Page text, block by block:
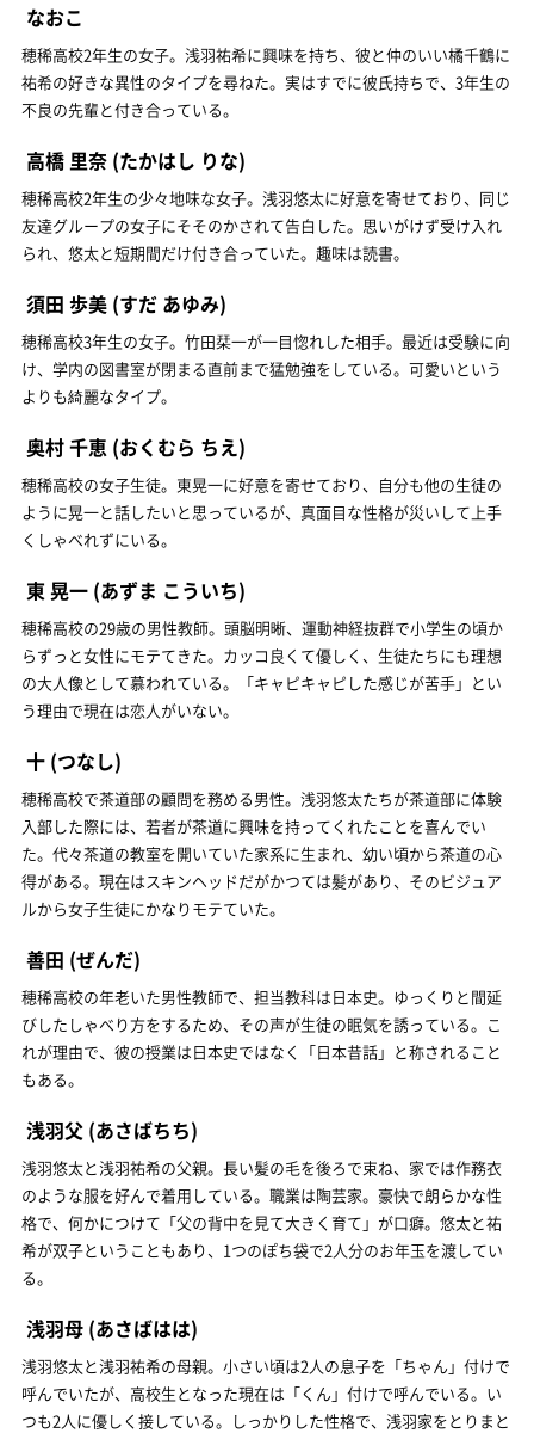
なおこ
穂稀高校2年生の女子。浅羽祐希に興味を持ち、彼と仲のいい橘千鶴に
祐希の好きな異性のタイプを尋ねた。実はすでに彼氏持ちで、3年生の
不良の先輩と付き合っている。
高橋 里奈 (たかはし りな)
穂稀高校2年生の少々地味な女子。浅羽悠太に好意を寄せており、同じ
友達グループの女子にそそのかされて告白した。思いがけず受け入れ
られ、悠太と短期間だけ付き合っていた。趣味は読書。
須田 歩美 (すだ あゆみ)
穂稀高校3年生の女子。竹田栞一が一目惚れした相手。最近は受験に向
け、学内の図書室が閉まる直前まで猛勉強をしている。可愛いという
よりも綺麗なタイプ。
奥村 千恵 (おくむら ちえ)
穂稀高校の女子生徒。東晃一に好意を寄せており、自分も他の生徒の
ように晃一と話したいと思っているが、真面目な性格が災いして上手
くしゃべれずにいる。
東 晃一 (あずま こういち)
穂稀高校の29歳の男性教師。頭脳明晰、運動神経抜群で小学生の頃か
らずっと女性にモテてきた。カッコ良くて優しく、生徒たちにも理想
の大人像として慕われている。「キャピキャピした感じが苦手」とい
う理由で現在は恋人がいない。
十 (つなし)
穂稀高校で茶道部の顧問を務める男性。浅羽悠太たちが茶道部に体験
入部した際には、若者が茶道に興味を持ってくれたことを喜んでい
た。代々茶道の教室を開いていた家系に生まれ、幼い頃から茶道の心
得がある。現在はスキンヘッドだがかつては髪があり、そのビジュア
ルから女子生徒にかなりモテていた。
善田 (ぜんだ)
穂稀高校の年老いた男性教師で、担当教科は日本史。ゆっくりと間延
びしたしゃべり方をするため、その声が生徒の眠気を誘っている。こ
れが理由で、彼の授業は日本史ではなく「日本昔話」と称されること
もある。
浅羽父 (あさばちち)
浅羽悠太と浅羽祐希の父親。長い髪の毛を後ろで束ね、家では作務衣
のような服を好んで着用している。職業は陶芸家。豪快で朗らかな性
格で、何かにつけて「父の背中を見て大きく育て」が口癖。悠太と祐
希が双子ということもあり、1つのぽち袋で2人分のお年玉を渡してい
る。
浅羽母 (あさばはは)
浅羽悠太と浅羽祐希の母親。小さい頃は2人の息子を「ちゃん」付けで
呼んでいたが、高校生となった現在は「くん」付けで呼んでいる。い
つも2人に優しく接している。しっかりした性格で、浅羽家をとりまと